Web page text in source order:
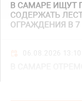
В САМАРЕ ИЩУТ
СОДЕРЖАТЬ
ОГРАЖДЕНИЯ В
06.08.2026 13:10
В САМАРЕ